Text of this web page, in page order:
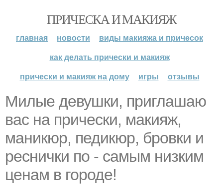
ПРИЧЕСКА И МАКИЯЖ
главная новости
виды макияжа и причесок
как делать прически и макияж
прически и макияж на дому
игры отзывы
Милые девушки, приглашаю
вас на прически, макияж,
маникюр, педикюр, бровки и
реснички по - самым низким
ценам в городе!